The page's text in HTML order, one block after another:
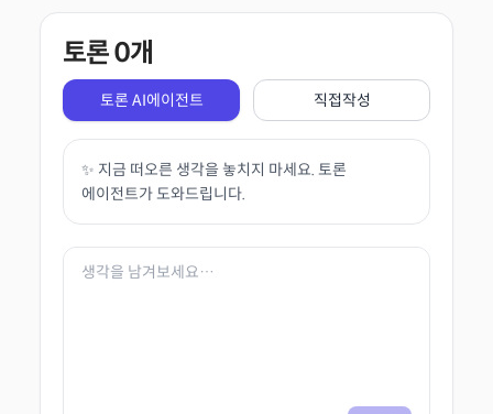
토론0개
토론 AI에이전트 직접작성
✨ 지금 떠오른 생각을 놓치지 마세요. 토론
에이전트가 도와드립니다.